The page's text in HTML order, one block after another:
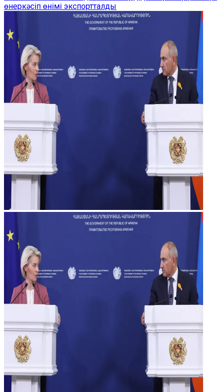
өнеркәсіп өнімі экспортталды